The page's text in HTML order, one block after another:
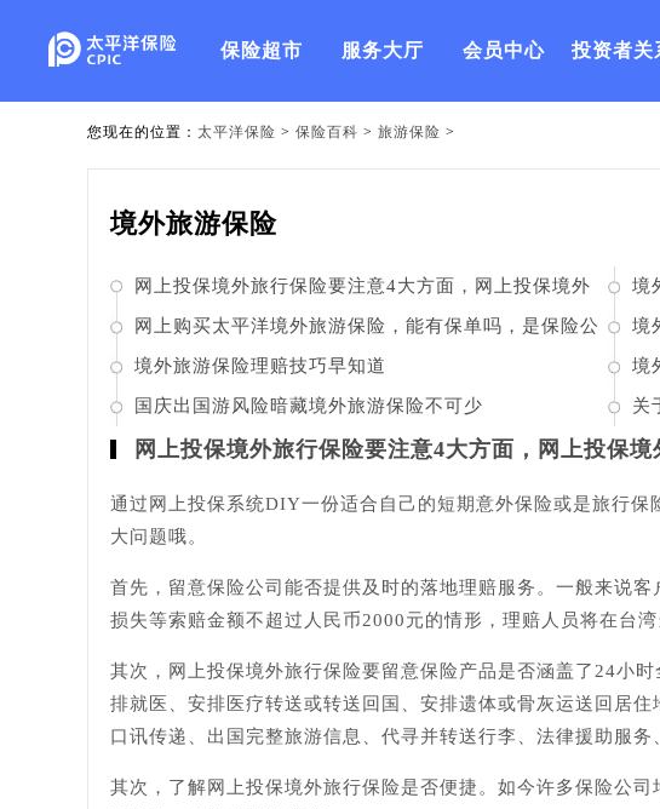
保险超市 服务大厅 会员中心 投资者关
您现在的位置： 太平洋保险 > 保险百科 > 旅游保险 >
境外旅游保险
网上投保境外旅行保险要注意4大方面，网上投保境外
旅游保险的注意事项。
境
网上购买太平洋境外旅游保险，能有保单吗，是保险公
司给寄过来吗
境
境外旅游保险理赔技巧早知道 境
枝
国庆出国游风险暗藏境外旅游保险不可少 关
网上投保境外旅行保险要注意4大方面，网上投保境
通过网上投保系统DIY一份适合自己的短期意外保险或是旅行
大问题哦。
首先，留意保险公司能否提供及时的落地理赔服务。一般来说
损失等索赔金额不超过人民币2000元的情形，理赔人员将在台湾
其次，网上投保境外旅行保险要留意保险产品是否涵盖了24小
排就医、安排医疗转送或转送回国、安排遗体或骨灰运送回居
口讯传递、出国完整旅游信息、代寻并转送行李、法律援助服
其次，了解网上投保境外旅行保险是否便捷。如今许多保险公